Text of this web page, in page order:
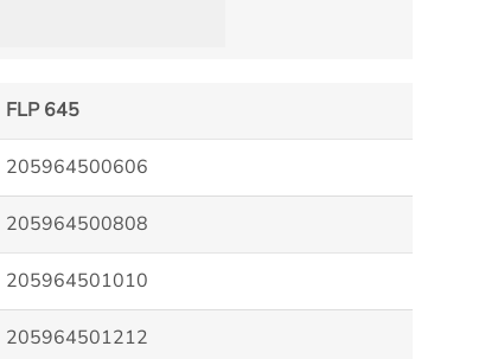
FLP 645
205964500606
205964500808
205964501010
205964501212